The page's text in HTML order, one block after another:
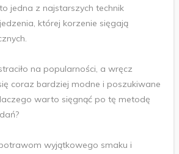
jedna z najstarszych technik
której korzenie sięgają
na popularności, a wręcz
coraz bardziej modne i poszukiwane
warto sięgnąć po tę metodę
wyjątkowego smaku i